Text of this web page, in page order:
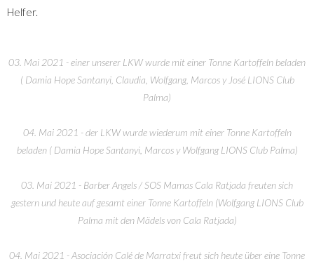
Helfer.
03. Mai 2021 - einer unserer LKW wurde mit einer Tonne Kartoffeln beladen
( Damia Hope Santanyi, Claudia, Wolfgang, Marcos y José LIONS Club
Palma)
04. Mai 2021 - der LKW wurde wiederum mit einer Tonne Kartoffeln
beladen ( Damia Hope Santanyi, Marcos y Wolfgang LIONS Club Palma)
03. Mai 2021 - Barber Angels / SOS Mamas Cala Ratjada freuten sich
gestern und heute auf gesamt einer Tonne Kartoffeln (Wolfgang LIONS Club
Palma mit den Mädels von Cala Ratjada)
04. Mai 2021 - Asociación Calé de Marratxi freut sich heute über eine Tonne